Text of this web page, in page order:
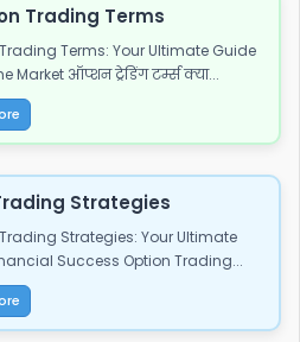
Trading Terms
Terms: Your Ultimate Guide
Market ऑप्शन ट्रेडिंग टर्म्स क्या...
Strategies
Strategies: Your Ultimate
Success Option Trading...